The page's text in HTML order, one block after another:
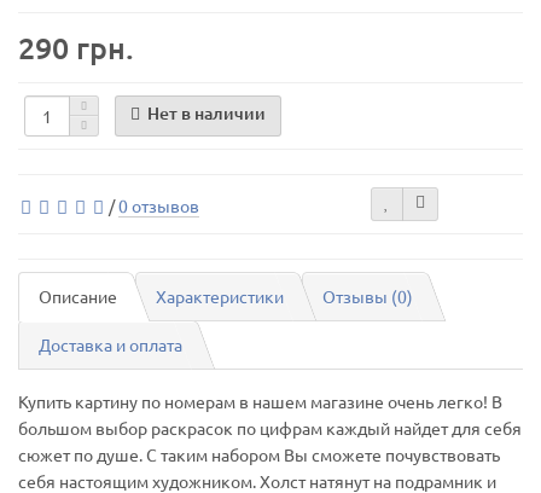
290 грн.
Нет в наличии
/0 отзывов
Описание Характеристики Отзывы (0)
Доставка и оплата
Купить картину по номерам в нашем магазине очень легко! В
большом выбор раскрасок по цифрам каждый найдет для себя
сюжет по душе. С таким набором Вы сможете почувствовать
себя настоящим художником. Холст натянут на подрамник и